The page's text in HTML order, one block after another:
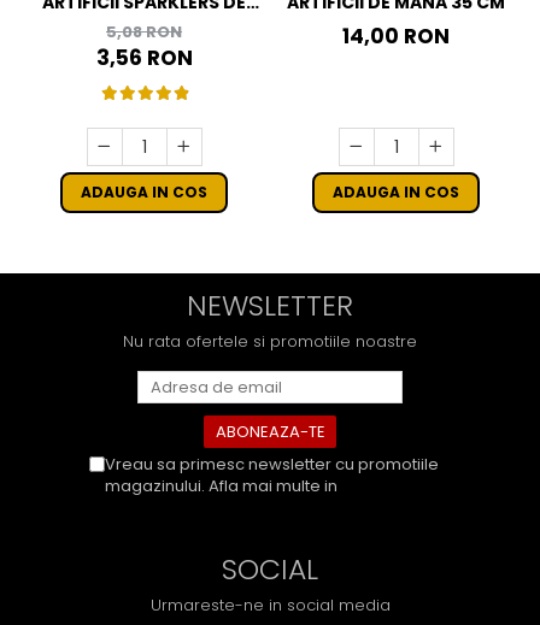
MANA - STELUTE DE BRAD
16 CM - SET 10 BUC
5,08 RON
3,56 RON
ADAUGA IN COS
14,00 RON
ADAUGA IN COS
NEWSLETTER
Nu rata ofertele si promotiile noastre
Vreau sa primesc newsletter cu promotiile
magazinului. Afla mai multe in
SOCIAL
Urmareste-ne in social media